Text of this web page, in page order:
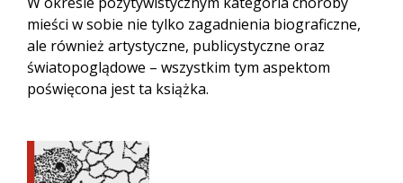
mieści w sobie nie tylko zagadnienia biograficzne,
ale również artystyczne, publicystyczne oraz
światopoglądowe – wszystkim tym aspektom
poświęcona jest ta książka.